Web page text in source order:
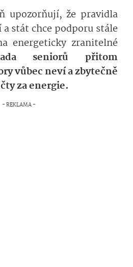
upozorňují, že pravidla
stát chce podporu stále
energeticky zranitelné
seniorů přitom
vůbec neví a zbytečně
za energie.